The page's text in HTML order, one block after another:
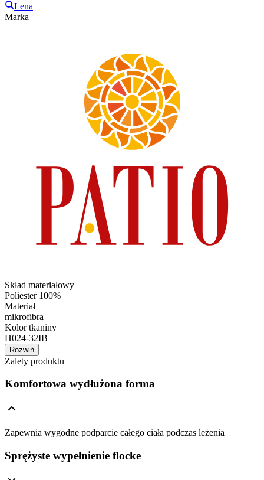
Lena
Marka
Skład materiałowy
Poliester 100%
Materiał
mikrofibra
Kolor tkaniny
H024-32IB
Rozwiń
Zalety produktu
Komfortowa wydłużona forma
Zapewnia wygodne podparcie całego ciała podczas leżenia
Sprężyste wypełnienie flocke